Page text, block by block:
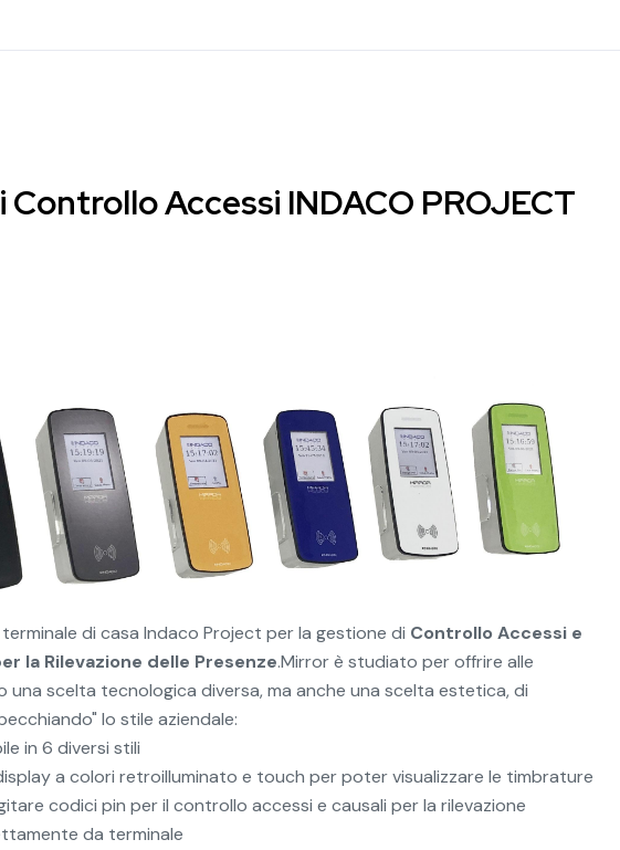
Controllo Accessi INDACO PROJECT
di casa Indaco Project per la gestione di Controllo Accessi e
la Rilevazione delle Presenze.Mirror è studiato per offrire alle
una scelta tecnologica diversa, ma anche una scelta estetica, di
lo stile aziendale:
in 6 diversi stili
a colori retroilluminato e touch per poter visualizzare le timbrature
codici pin per il controllo accessi e causali per la rilevazione
da terminale